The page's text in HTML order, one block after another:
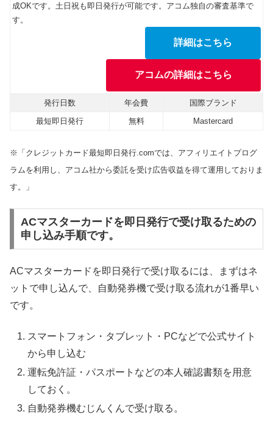
成OKです。土日祝も即日発行が可能です。アコム独自の審査基準で
す。
詳細はこちら
アコムの詳細はこちら
発行日数 年会費
国際ブランド
最短即日発行
無料 Mastercard
※「クレジットカード最短即日発行.comでは、アフィリエイトプログ
ラムを利用し、アコム社から委託を受け広告収益を得て運用しておりま
す。」
ACマスターカードを即日発行で受け取るための
申し込み手順です。
ACマスターカードを即日発行で受け取るには、まずはネ
ットで申し込んで、自動発券機で受け取る流れが1番早い
です。
スマートフォン・タブレット・PCなどで公式サイト
から申し込む
運転免許証・パスポートなどの本人確認書類を用意
しておく。
自動発券機むじんくんで受け取る。